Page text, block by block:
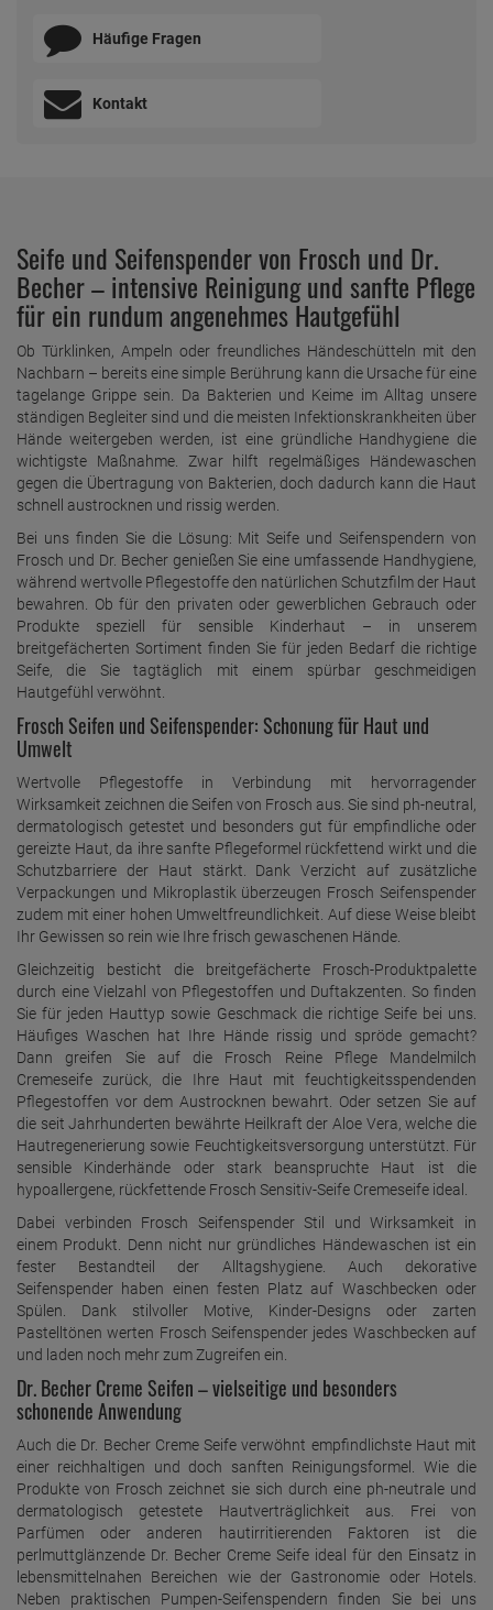
Häufige Fragen
Kontakt
Seife und Seifenspender von Frosch und Dr.
Becher – intensive Reinigung und sanfte Pflege
für ein rundum angenehmes Hautgefühl
Ob Türklinken, Ampeln oder freundliches Händeschütteln mit den
Nachbarn – bereits eine simple Berührung kann die Ursache für eine
tagelange Grippe sein. Da Bakterien und Keime im Alltag unsere
ständigen Begleiter sind und die meisten Infektionskrankheiten über
Hände weitergeben werden, ist eine gründliche Handhygiene die
wichtigste Maßnahme. Zwar hilft regelmäßiges Händewaschen
gegen die Übertragung von Bakterien, doch dadurch kann die Haut
schnell austrocknen und rissig werden.
Bei uns finden Sie die Lösung: Mit Seife und Seifenspendern von
Frosch und Dr. Becher genießen Sie eine umfassende Handhygiene,
während wertvolle Pflegestoffe den natürlichen Schutzfilm der Haut
bewahren. Ob für den privaten oder gewerblichen Gebrauch oder
Produkte speziell für sensible Kinderhaut – in unserem
breitgefächerten Sortiment finden Sie für jeden Bedarf die richtige
Seife, die Sie tagtäglich mit einem spürbar geschmeidigen
Hautgefühl verwöhnt.
Frosch Seifen und Seifenspender: Schonung für Haut und
Umwelt
Wertvolle Pflegestoffe in Verbindung mit hervorragender
Wirksamkeit zeichnen die Seifen von Frosch aus. Sie sind ph-neutral,
dermatologisch getestet und besonders gut für empfindliche oder
gereizte Haut, da ihre sanfte Pflegeformel rückfettend wirkt und die
Schutzbarriere der Haut stärkt. Dank Verzicht auf zusätzliche
Verpackungen und Mikroplastik überzeugen Frosch Seifenspender
zudem mit einer hohen Umweltfreundlichkeit. Auf diese Weise bleibt
Ihr Gewissen so rein wie Ihre frisch gewaschenen Hände.
Gleichzeitig besticht die breitgefächerte Frosch-Produktpalette
durch eine Vielzahl von Pflegestoffen und Duftakzenten. So finden
Sie für jeden Hauttyp sowie Geschmack die richtige Seife bei uns.
Häufiges Waschen hat Ihre Hände rissig und spröde gemacht?
Dann greifen Sie auf die Frosch Reine Pflege Mandelmilch
Cremeseife zurück, die Ihre Haut mit feuchtigkeitsspendenden
Pflegestoffen vor dem Austrocknen bewahrt. Oder setzen Sie auf
die seit Jahrhunderten bewährte Heilkraft der Aloe Vera, welche die
Hautregenerierung sowie Feuchtigkeitsversorgung unterstützt. Für
sensible Kinderhände oder stark beanspruchte Haut ist die
hypoallergene, rückfettende Frosch Sensitiv-Seife Cremeseife ideal.
Dabei verbinden Frosch Seifenspender Stil und Wirksamkeit in
einem Produkt. Denn nicht nur gründliches Händewaschen ist ein
fester Bestandteil der Alltagshygiene. Auch dekorative
Seifenspender haben einen festen Platz auf Waschbecken oder
Spülen. Dank stilvoller Motive, Kinder-Designs oder zarten
Pastelltönen werten Frosch Seifenspender jedes Waschbecken auf
und laden noch mehr zum Zugreifen ein.
Dr. Becher Creme Seifen – vielseitige und besonders
schonende Anwendung
Auch die Dr. Becher Creme Seife verwöhnt empfindlichste Haut mit
einer reichhaltigen und doch sanften Reinigungsformel. Wie die
Produkte von Frosch zeichnet sie sich durch eine ph-neutrale und
dermatologisch getestete Hautverträglichkeit aus. Frei von
Parfümen oder anderen hautirritierenden Faktoren ist die
perlmuttglänzende Dr. Becher Creme Seife ideal für den Einsatz in
lebensmittelnahen Bereichen wie der Gastronomie oder Hotels.
Neben praktischen Pumpen-Seifenspendern finden Sie bei uns